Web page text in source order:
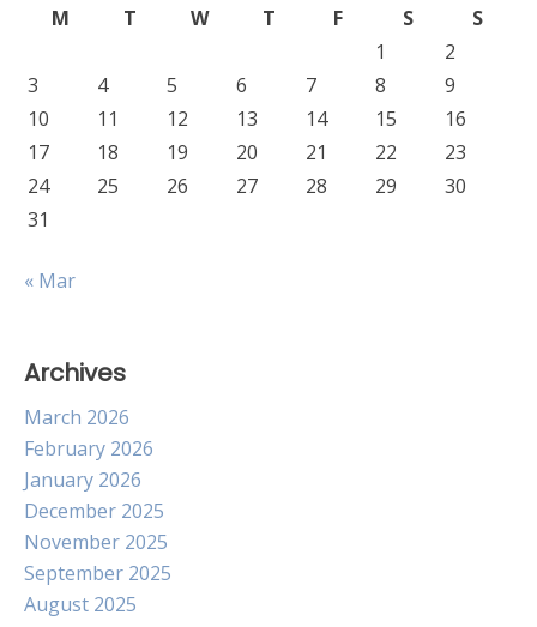
M
T W T F S
S
1
2
3
4 5 6 7 8
9
10
11 12 13 14 15
16
17
18 19 20 21 22
23
24
25 26 27 28 29
30
31
« Mar
Archives
March 2026
February 2026
January 2026
December 2025
November 2025
September 2025
August 2025